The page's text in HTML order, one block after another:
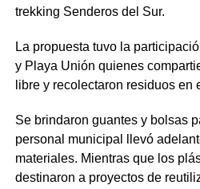
trekking Senderos del Sur.
La propuesta tuvo la
y Playa Unión quienes
libre y recolectaron residuos en
Se brindaron guantes y bolsas
personal municipal llevó
materiales. Mientras que los
destinaron a proyectos de